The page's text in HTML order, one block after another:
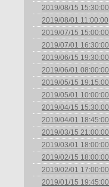
2019/08/15 15:30:00
2019/08/01 11:00:00
2019/07/15 15:00:00
2019/07/01 16:30:00
2019/06/15 19:30:00
2019/06/01 08:00:00
2019/05/15 19:15:00
2019/05/01 10:00:00
2019/04/15 15:30:00
2019/04/01 18:45:00
2019/03/15 21:00:00
2019/03/01 18:00:00
2019/02/15 18:00:00
2019/02/01 17:00:00
2019/01/15 19:45:00